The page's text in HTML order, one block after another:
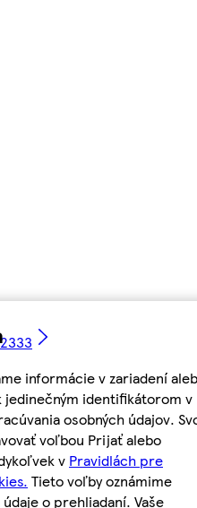
informácie v zariadení
identifikátorom v
osobných údajov.
voľbou Prijať alebo
v Pravidlách pre
Tieto voľby oznámime
o prehliadaní. Vaše